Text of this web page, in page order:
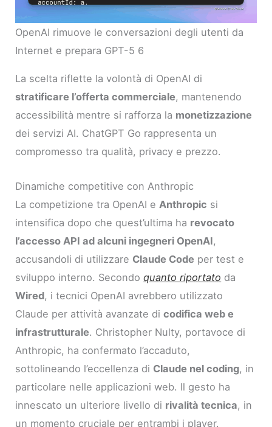
OpenAI rimuove le conversazioni degli utenti da
Internet e prepara GPT-5 6
La scelta riflette la volontà di OpenAI di
stratificare l’offerta commerciale, mantenendo
accessibilità mentre si rafforza la monetizzazione
dei servizi AI. ChatGPT Go rappresenta un
compromesso tra qualità, privacy e prezzo.
Dinamiche competitive con Anthropic
La competizione tra OpenAI e Anthropic si
intensifica dopo che quest’ultima ha revocato
l’accesso API ad alcuni ingegneri OpenAI,
accusandoli di utilizzare Claude Code per test e
sviluppo interno. Secondoquanto riportato da
Wired, i tecnici OpenAI avrebbero utilizzato
Claude per attività avanzate dicodifica web e
infrastrutturale. Christopher Nulty, portavoce di
Anthropic, ha confermato l’accaduto,
sottolineando l’eccellenza di Claude nel coding, in
particolare nelle applicazioni web. Il gesto ha
innescato un ulteriore livello di rivalità tecnica, in
un momento cruciale per entrambi i player.